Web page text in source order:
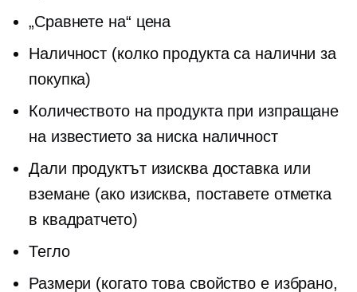
„Сравнете на“ цена
Наличност (колко продукта са налични за
покупка)
Количеството на продукта при изпращане
на известието за ниска наличност
Дали продуктът изисква доставка или
вземане (ако изисква, поставете отметка
в квадратчето)
Тегло
Размери (когато това свойство е избрано,